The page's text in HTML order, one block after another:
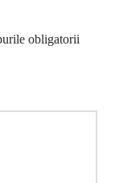
obligatorii